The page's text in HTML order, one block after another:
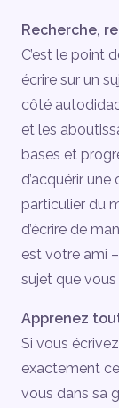
Recherche,
C’est le point
écrire sur un
côté
et les
bases et
d’acquérir
particulier du
d’écrire de
est votre ami
sujet que
Apprenez
Si vous
exactement
vous dans sa